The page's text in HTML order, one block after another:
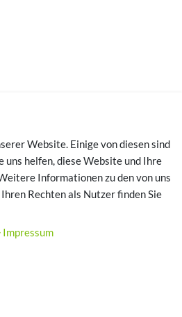
für zuhause
Website. Einige von diesen sind
uns helfen, diese Website und Ihre
Informationen zu den von uns
Rechten als Nutzer finden Sie
Impressum